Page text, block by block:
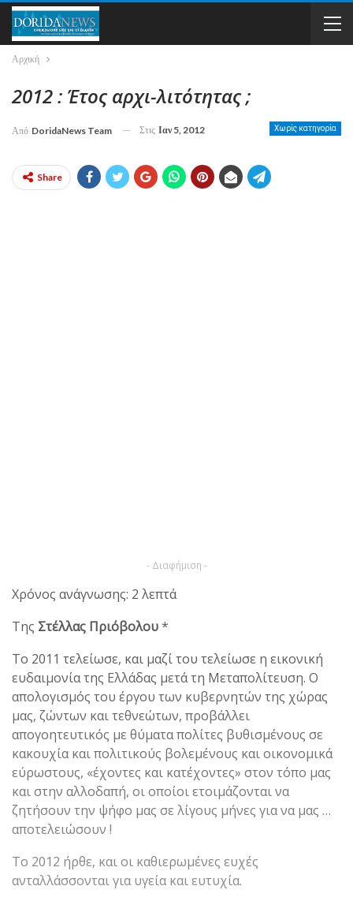
Αρχική
2012 : Έτος αρχι-λιτότητας ;
Χωρίς κατηγορία
Από DoridaNews Team Στις Ιαν 5, 2012
Share
- Διαφήμιση -
Χρόνος ανάγνωσης: 2 λεπτά
Της Στέλλας Πριόβολου*
Το 2011 τελείωσε, και μαζί του τελείωσε η εικονική
ευδαιμονία της Ελλάδας μετά τη Μεταπολίτευση. Ο
απολογισμός του έργου των κυβερνητών της χώρας
μας, ζώντων και τεθνεώτων, προβάλλει
απογοητευτικός με θύματα πολίτες βυθισμένους σε
κακουχία και πολιτικούς βολεμένους και οικονομικά
εύρωστους, «έχοντες και κατέχοντες» στον τόπο μας
και στην αλλοδαπή, οι οποίοι ετοιμάζονται να
ζητήσουν την ψήφο μας σε λίγους μήνες για να μας …
αποτελειώσουν !
Το 2012 ήρθε, και οι καθιερωμένες ευχές
ανταλλάσσονται για υγεία και ευτυχία.